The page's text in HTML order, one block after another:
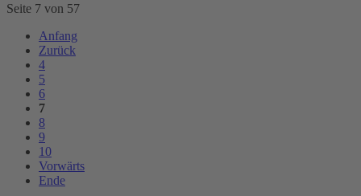
Seite 7 von 57
Anfang
Zurück
4
5
6
7
8
9
10
Vorwärts
Ende